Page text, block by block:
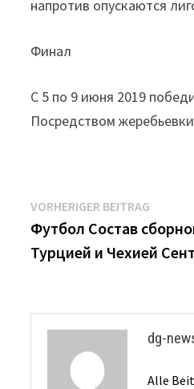
напротив опускаются
Финал
С 5 по 9 июня 2019
Посредством
Beitrags-
Navigation
VORHERIGER BEITRAG
Футбол Состав
Турцией и Чехией
dg-
Alle